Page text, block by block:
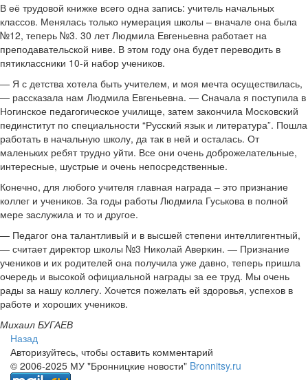
В её трудовой книжке всего одна запись: учитель начальных
классов. Менялась только нумерация школы – вначале она была
№12, теперь №3. 30 лет Людмила Евгеньевна работает на
преподавательской ниве. В этом году она будет переводить в
пятиклассники 10-й набор учеников.
— Я с детства хотела быть учителем, и моя мечта осуществилась,
— рассказала нам Людмила Евгеньевна. — Сначала я поступила в
Ногинское педагогическое училище, затем закончила Московский
пединститут по специальности “Русский язык и литература”. Пошла
работать в начальную школу, да так в ней и осталась. От
маленьких ребят трудно уйти. Все они очень доброжелательные,
интересные, шустрые и очень непосредственные.
Конечно, для любого учителя главная награда – это признание
коллег и учеников. За годы работы Людмила Гуськова в полной
мере заслужила и то и другое.
— Педагог она талантливый и в высшей степени интеллигентный,
— считает директор школы №3 Николай Аверкин. — Признание
учеников и их родителей она получила уже давно, теперь пришла
очередь и высокой официальной награды за ее труд. Мы очень
рады за нашу коллегу. Хочется пожелать ей здоровья, успехов в
работе и хороших учеников.
Михаил БУГАЕВ
Назад
Авторизуйтесь, чтобы оставить комментарий
© 2006-2025 МУ "Бронницкие новости" Bronnitsy.ru